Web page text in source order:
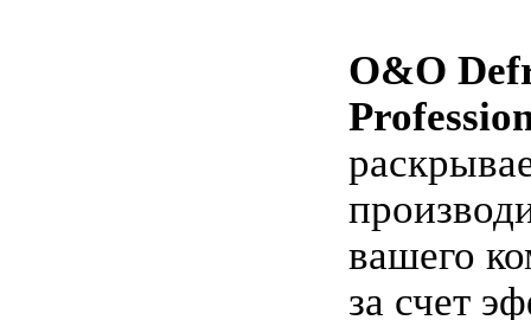
O&O
вашего
за счет